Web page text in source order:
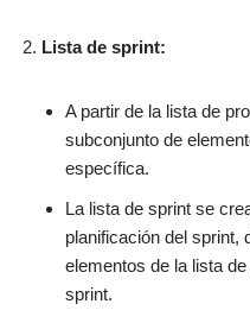
Lista de sprint:
A partir de la lista de
subconjunto de
específica.
La lista de sprint se
planificación del sprint,
elementos de la lista
sprint.